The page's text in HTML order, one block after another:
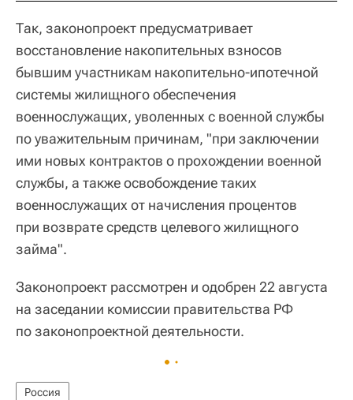
Так, законопроект предусматривает
восстановление накопительных взносов
бывшим участникам накопительно-ипотечной
системы жилищного обеспечения
военнослужащих, уволенных с военной службы
по уважительным причинам, "при заключении
ими новых контрактов о прохождении военной
службы, а также освобождение таких
военнослужащих от начисления процентов
при возврате средств целевого жилищного
займа".
Законопроект рассмотрен и одобрен 22 августа
на заседании комиссии правительства РФ
по законопроектной деятельности.
Россия